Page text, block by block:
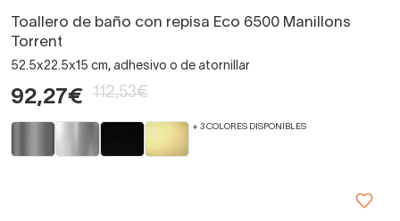
Toallero de baño con repisa Eco 6500 Manillons
Torrent
52.5x22.5x15 cm, adhesivo o de atornillar
92,27€ 112,53€
+ 3 COLORES DISPONIBLES